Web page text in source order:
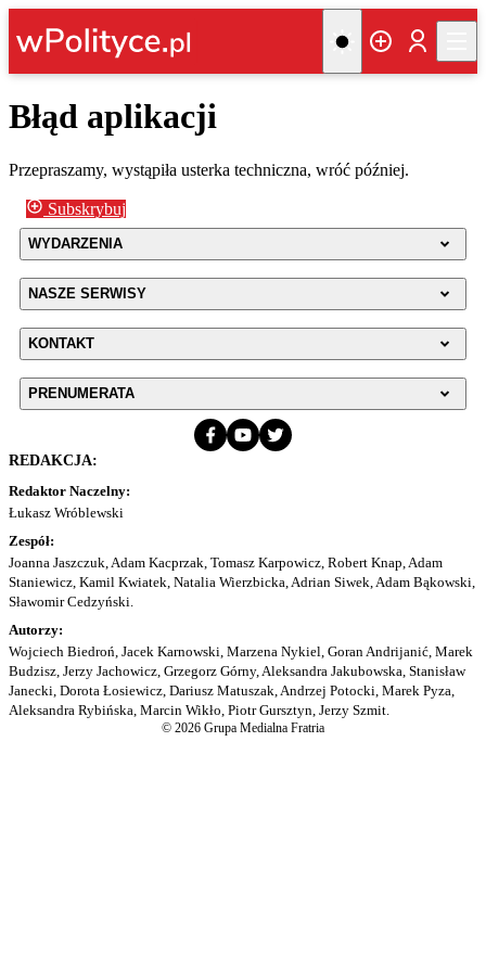
Błąd aplikacji
Przepraszamy, wystąpiła usterka techniczna, wróć później.
Subskrybuj
WYDARZENIA
NASZE SERWISY
KONTAKT
PRENUMERATA
REDAKCJA:
Redaktor Naczelny:
Łukasz Wróblewski
Zespół:
Joanna Jaszczuk, Adam Kacprzak, Tomasz Karpowicz, Robert Knap, Adam
Staniewicz, Kamil Kwiatek, Natalia Wierzbicka, Adrian Siwek, Adam Bąkowski,
Sławomir Cedzyński.
Autorzy:
Wojciech Biedroń, Jacek Karnowski, Marzena Nykiel, Goran Andrijanić, Marek
Budzisz, Jerzy Jachowicz, Grzegorz Górny, Aleksandra Jakubowska, Stanisław
Janecki, Dorota Łosiewicz, Dariusz Matuszak, Andrzej Potocki, Marek Pyza,
Aleksandra Rybińska, Marcin Wikło, Piotr Gursztyn, Jerzy Szmit.
© 2026 Grupa Medialna Fratria